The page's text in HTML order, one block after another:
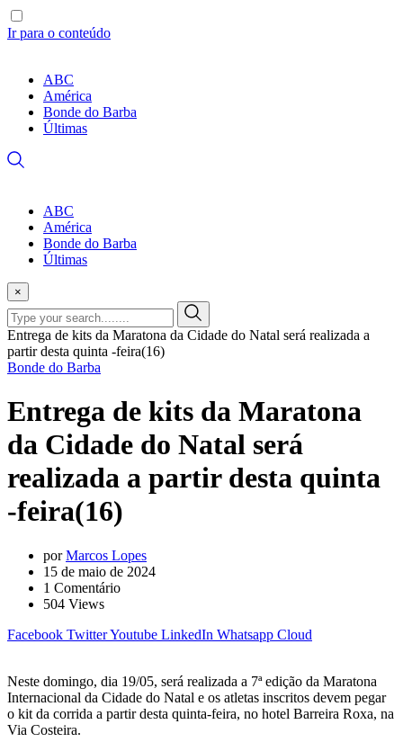
Ir para o conteúdo
ABC
América
Bonde do Barba
Últimas
ABC
América
Bonde do Barba
Últimas
×
Entrega de kits da Maratona da Cidade do Natal será realizada a
partir desta quinta -feira(16)
Bonde do Barba
Entrega de kits da Maratona
da Cidade do Natal será
realizada a partir desta quinta
-feira(16)
porMarcos Lopes
15 de maio de 2024
1 Comentário
504 Views
Facebook TwitterYoutube LinkedIn Whatsapp Cloud
Neste domingo, dia 19/05, será realizada a 7ª edição da Maratona
Internacional da Cidade do Natal e os atletas inscritos devem pegar
o kit da corrida a partir desta quinta-feira, no hotel Barreira Roxa, na
Via Costeira.